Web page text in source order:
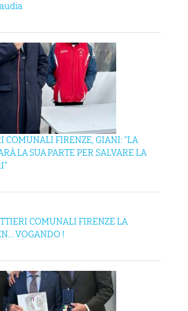
COMUNALI FIRENZE, GIANI: “LA
LA SUA PARTE PER SALVARE LA
COMUNALI FIRENZE LA
VOGANDO !